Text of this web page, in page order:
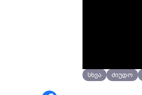
1 წლის წინ
სხვა ძიუდო